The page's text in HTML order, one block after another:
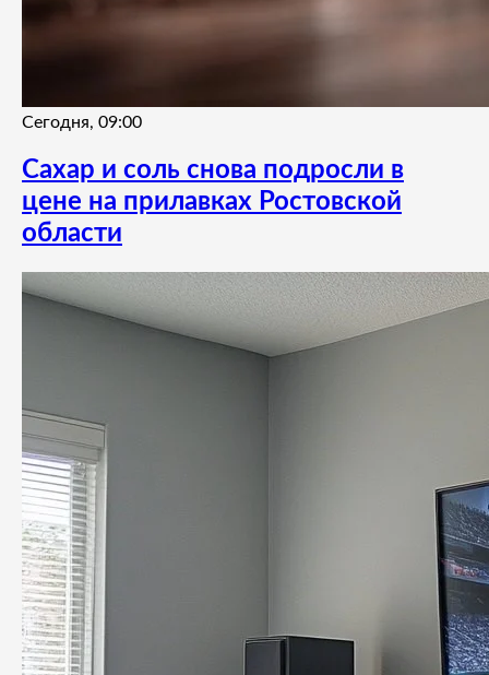
Сегодня, 09:00
Сахар и соль снова подросли в
цене на прилавках Ростовской
области